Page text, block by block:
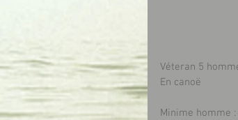
Véteran 5
En canoë
Minime homme